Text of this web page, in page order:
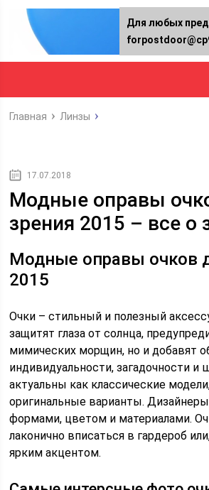
Главная Линзы
17.07.2018
Модные оправы
зрения 2015 – все о
Модные оправы очков
2015
Очки – стильный и полезный
защитят глаза от солнца,
мимических морщин, но и добавят
индивидуальности, загадочности и
актуальны как классические
оригинальные варианты.
формами, цветом и материалами.
лаконично вписаться в гардероб
ярким акцентом.
Для любых